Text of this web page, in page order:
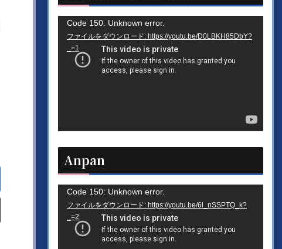
動
画
Code 150: Unknown error.
ファイルをダウンロード: https://youtu.be/D0LBKH85DbY?
_=1
Anpan
動
画
Code 150: Unknown error.
ファイルをダウンロード: https://youtu.be/6l_nSSPTQ_k?
_=2